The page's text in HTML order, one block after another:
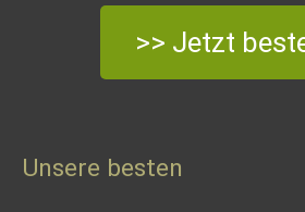
>> Jetzt
Unsere besten